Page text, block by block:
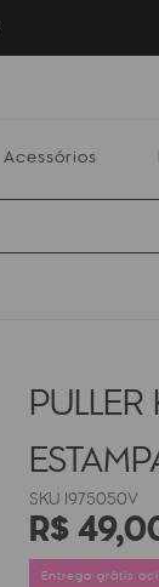
Acessórios
I975050V
R$49,
Entrega grátis